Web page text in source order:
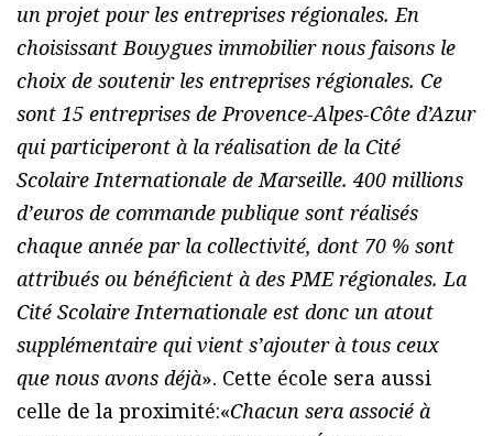
un projet pour les entreprises régionales. En
choisissant Bouygues immobilier nous faisons le
choix de soutenir les entreprises régionales. Ce
sont 15 entreprises de Provence-Alpes-Côte d’Azur
qui participeront à la réalisation de la Cité
Scolaire Internationale de Marseille. 400 millions
d’euros de commande publique sont réalisés
chaque année par la collectivité, dont 70 % sont
attribués ou bénéficient à des PME régionales. La
Cité Scolaire Internationale est donc un atout
supplémentaire qui vient s’ajouter à tous ceux
que nous avons déjà». Cette école sera aussi
celle de la proximité:«Chacun sera associé à